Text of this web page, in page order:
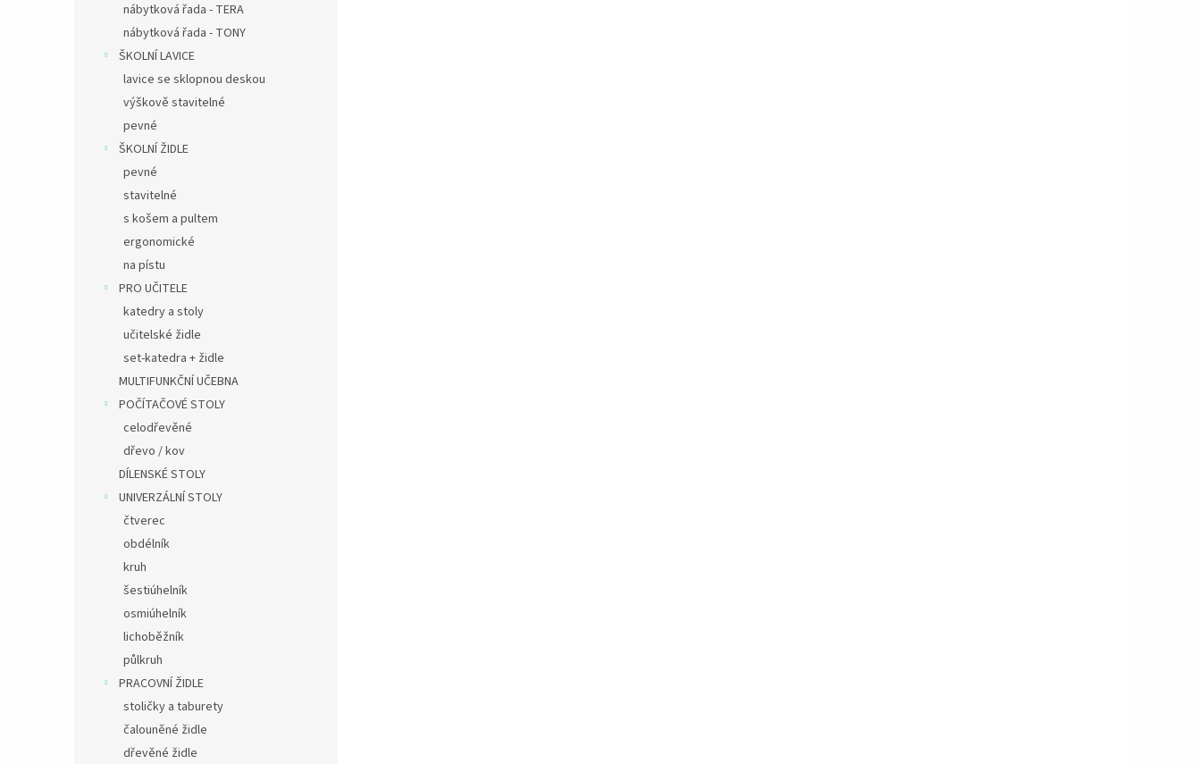
nábytková řada - TERA
nábytková řada - TONY
ŠKOLNÍ LAVICE
lavice se sklopnou deskou
výškově stavitelné
pevné
ŠKOLNÍ ŽIDLE
pevné
stavitelné
s košem a pultem
ergonomické
na pístu
PRO UČITELE
katedry a stoly
učitelské židle
set-katedra + židle
MULTIFUNKČNÍ UČEBNA
POČÍTAČOVÉ STOLY
celodřevěné
dřevo / kov
DÍLENSKÉ STOLY
UNIVERZÁLNÍ STOLY
čtverec
obdélník
kruh
šestiúhelník
osmiúhelník
lichoběžník
půlkruh
PRACOVNÍ ŽIDLE
stoličky a taburety
čalouněné židle
dřevěné židle